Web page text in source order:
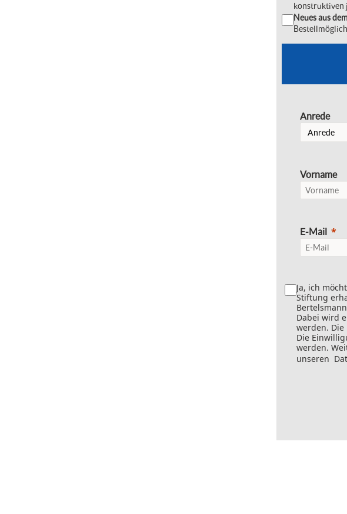
konstruktiven
Neues aus
Anrede
Vorname
E-Mail
Ja, ich
Stiftung
Dabei wird
werden.
Die
werden.
unseren